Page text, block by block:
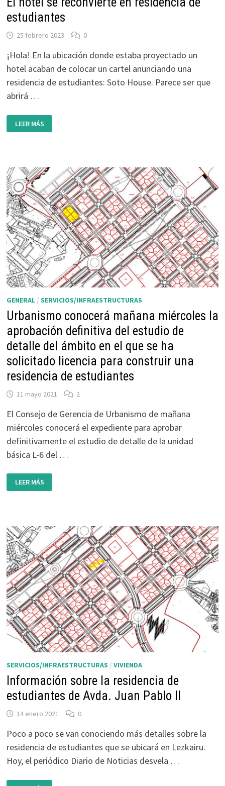
estudiantes
25 febrero 2023 0
¡Hola! En la ubicación donde estaba proyectado un
hotel acaban de colocar un cartel anunciando una
residencia de estudiantes: Soto House. Parece ser que
abrirá …
HOTEL
SE
ESTUDIANTES
LEER MÁS
GENERAL/ SERVICIOS/INFRAESTRUCTURAS
Urbanismo conocerá mañana miércoles la
aprobación definitiva del estudio de
detalle del ámbito en el que se ha
solicitado licencia para construir una
residencia de estudiantes
11 mayo 2021 2
El Consejo de Gerencia de Urbanismo de mañana
miércoles conocerá el expediente para aprobar
definitivamente el estudio de detalle de la unidad
básica L-6 del …
URBANISMO
CONOCERÁ
MAÑANA
DEL
ESTUDIO
DE
DETALLE
DEL
ÁMBITO
EN
EL
QUE
SE
HA
SOLICITADO
LICENCIA
PARA
CONSTRUIR
UNA
RESIDENCIA
ESTUDIANTES
LEER MÁS
SERVICIOS/INFRAESTRUCTURAS / VIVIENDA
Información sobre la residencia de
estudiantes de Avda. Juan Pablo II
14 enero 2021 0
Poco a poco se van conociendo más detalles sobre la
residencia de estudiantes que se ubicará en Lezkairu.
Hoy, el periódico Diario de Noticias desvela …
INFORMACIÓN